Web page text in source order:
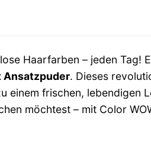
Haarfarben – jeden Tag!
Ansatzpuder. Dieses
einem frischen, lebendigen
möchtest – mit Color